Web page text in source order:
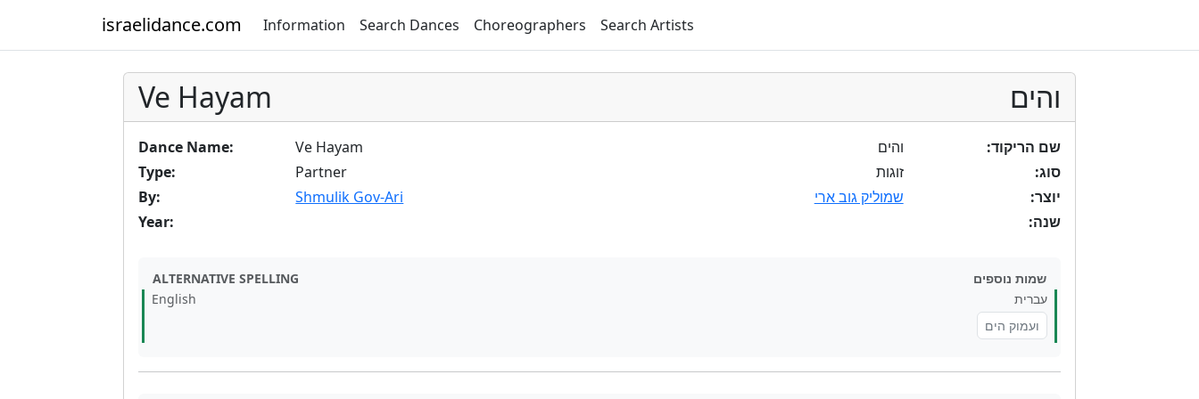
israelidance.com Information Search Dances Choreographers Search Artists
Ve Hayam והים
Dance Name:
Ve Hayam
Type:
Partner
By:
Shmulik Gov-Ari
Year:
שם הריקוד:
והים
סוג:
זוגות
יוצר:
שמוליק גוב ארי
שנה:
ALTERNATIVE SPELLING
שמות נוספים
English
עברית
ועמוק הים